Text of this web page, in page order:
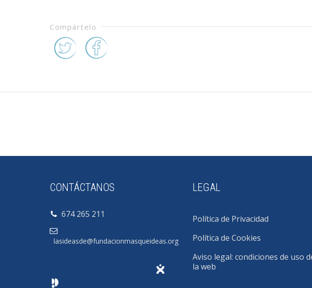
Compártelo
CONTÁCTANOS
674 265 211
lasideasde@fundacionmasqueideas.org
LEGAL
Política de Privacidad
Política de Cookies
Aviso legal: condiciones de uso
la web